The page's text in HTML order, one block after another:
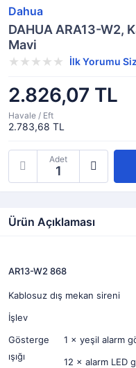
Dahua
DAHUA ARA13-W2,
Mavi
İlk Yorumu
2.826,07 TL
Havale / Eft
2.783,68 TL
Adet
Ürün Açıklaması
AR13-W2 868
Kablosuz dış mekan sireni
İşlev
Gösterge
ışığı
1 × yeşil alarm
12 × alarm LED